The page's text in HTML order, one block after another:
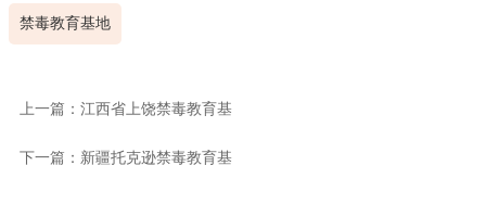
禁毒教育基地
上一篇：江西省上饶禁毒教育基
下一篇：新疆托克逊禁毒教育基